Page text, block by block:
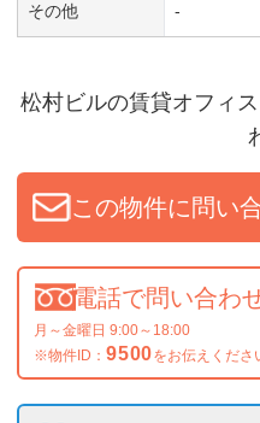
その他 -
松村ビルの賃貸オフィ
この物件に問い
電話で問い合わ
月～金曜日 9:00～18:00
※物件ID： 9500をお伝えくださ